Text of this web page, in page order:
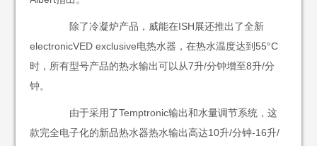
除了冷凝炉产品，威能在ISH展还推出了全新
electronicVED exclusive电热水器，在热水温度达到55°C
时，所有型号产品的热水输出可以从7升/分钟增至8升/分
钟。
由于采用了Temptronic输出和水量调节系统，这
款完全电子化的新品热水器热水输出高达10升/分钟-16升/